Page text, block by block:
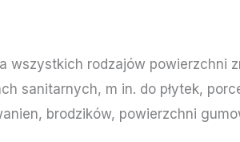
wszystkich rodzajów powierzchni
sanitarnych, m in. do płytek,
brodzików, powierzchni